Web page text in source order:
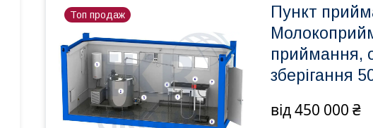
Топ продаж
Пункт
приймання,
зберігання
від450 000 ₴